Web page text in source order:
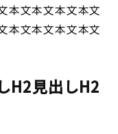
本文本文本文本文
本文本文本文本文
H2見出しH2